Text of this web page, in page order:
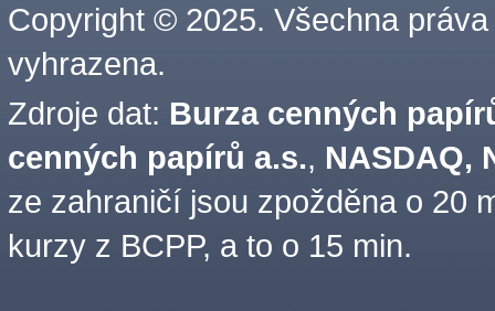
Copyright © 2025. Všechna práva
vyhrazena.
Zdroje dat: Burza cenných
cenných papírů a.s., NASDAQ,
ze zahraničí jsou zpožděna o 20
kurzy z BCPP, a to o 15 min.